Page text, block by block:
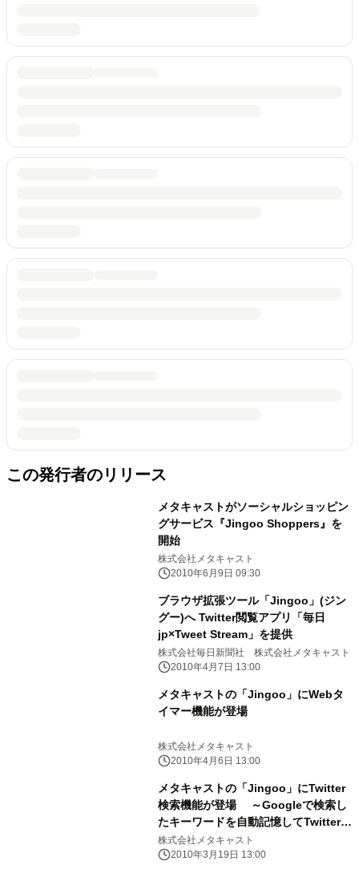
この発行者のリリース
メタキャストがソーシャルショッピン
グサービス『Jingoo Shoppers』を
開始
株式会社メタキャスト
2010年6月9日 09:30
ブラウザ拡張ツール「Jingoo」(ジン
グー)へ Twitter閲覧アプリ「毎日
jp×Tweet Stream」を提供
株式会社毎日新聞社 株式会社メタキャスト
2010年4月7日 13:00
メタキャストの「Jingoo」にWebタ
イマー機能が登場
株式会社メタキャスト
2010年4月6日 13:00
メタキャストの「Jingoo」にTwitter
検索機能が登場 ～Googleで検索し
たキーワードを自動記憶してTwitter検
索に連携～
株式会社メタキャスト
2010年3月19日 13:00